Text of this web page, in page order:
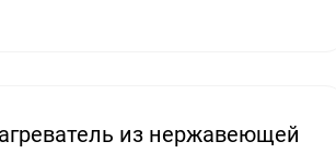
из нержавеющей